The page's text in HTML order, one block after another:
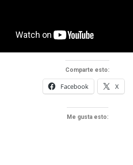
Comparte esto:
Facebook X
Me gusta esto: